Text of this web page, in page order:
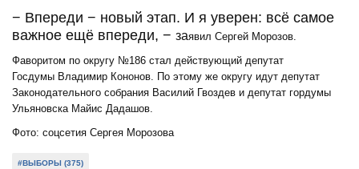
− Впереди − новый этап. И я уверен: всё самое
важное ещё впереди, − заявил Сергей Морозов.
Фаворитом по округу №186 стал действующий депутат
Госдумы Владимир Кононов. По этому же округу идут депутат
Законодательного собрания Василий Гвоздев и депутат гордумы
Ульяновска Майис Дадашов.
Фото: соцсетия Сергея Морозова
#ВЫБОРЫ (375)